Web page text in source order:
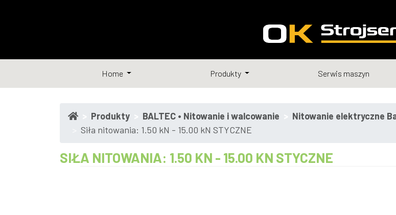
Home Produkty Serwis maszyn
Produkty BALTEC • Nitowanie i walcowanie Nitowanie elektryczne
Siła nitowania: 1.50 kN - 15.00 kN STYCZNE
SIŁA NITOWANIA: 1.50 KN - 15.00 KN STYCZNE